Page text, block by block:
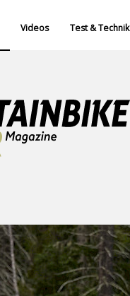
Videos Test & Technik